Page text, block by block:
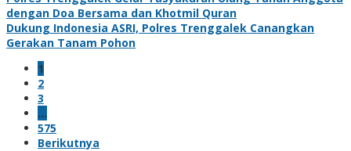
dengan Doa Bersama dan Khotmil Quran
Dukung Indonesia ASRI, Polres Trenggalek Canangkan
Gerakan Tanam Pohon
1
2
3
…
575
Berikutnya